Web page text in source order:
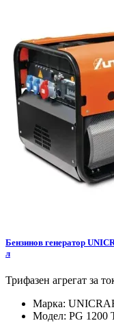
Бензинов генератор
л
Трифазен агрегат за
Марка:
Модел: PG 1200